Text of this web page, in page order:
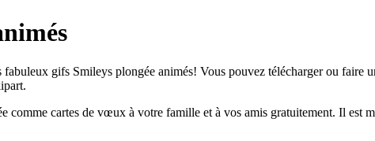
gifs Smileys plongée animés! Vous pouvez télécharger ou faire
comme cartes de vœux à votre famille et à vos amis gratuitement. Il est